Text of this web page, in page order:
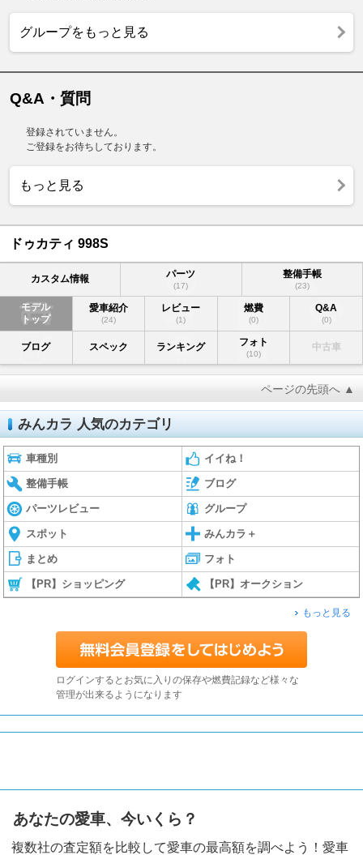
グループをもっと見る
Q&A・質問
登録されていません。
ご登録をお待ちしております。
もっと見る
ドゥカティ 998S
カスタム情報 パーツ
(17)
整備手帳
(23)
モデル
トップ
愛車紹介
(24)
レビュー
(1)
燃費
(0)
Q&A
(0)
ブログ スペック ランキング フォト
(10)
中古車
ページの先頭へ ▲
みんカラ 人気のカテゴリ
車種別 イイね！
整備手帳 ブログ
パーツレビュー グループ
スポット みんカラ＋
まとめ フォト
【PR】ショッピング 【PR】オークション
もっと見る
ログインするとお気に入りの保存や燃費記録など様々な
管理が出来るようになります
あなたの愛車、今いくら？
複数社の査定額を比較して愛車の最高額を調べよう！愛車